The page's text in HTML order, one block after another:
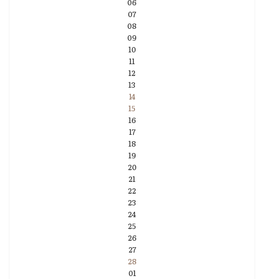
07
08
09
10
11
12
13
14
15
16
17
18
19
20
21
22
23
24
25
26
27
28
01